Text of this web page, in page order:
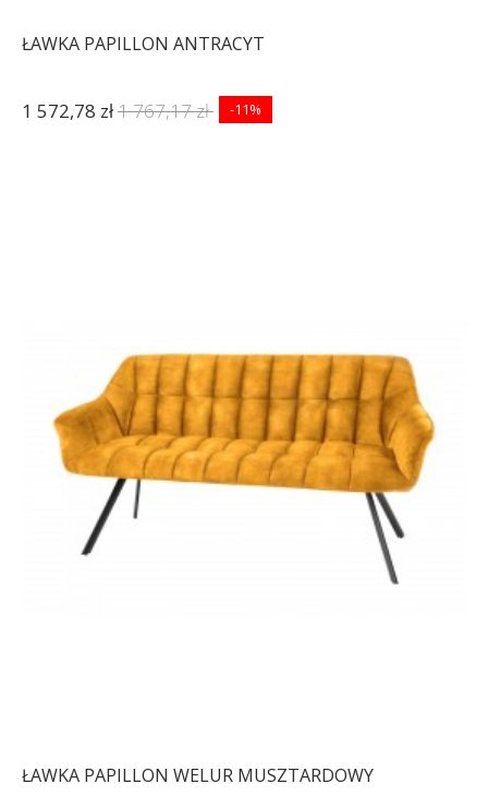
ŁAWKA PAPILLON ANTRACYT
1 572,78 zł1 767,17 zł -11%
ŁAWKA PAPILLON WELUR MUSZTARDOWY